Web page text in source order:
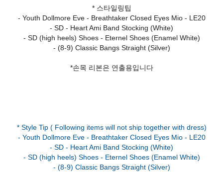
* 스타일링팁
- Youth Dollmore Eve - Breathtaker Closed Eyes Mio - LE20
- SD - Heart Ami Band Stocking (White)
- SD (high heels) Shoes - Eternel Shoes (Enamel White)
- (8-9) Classic Bangs Straight (Silver)
*손목 리본은 연출용입니다
* Style Tip ( Following items will not ship together with dress)
- Youth Dollmore Eve - Breathtaker Closed Eyes Mio - LE20
- SD - Heart Ami Band Stocking (White)
- SD (high heels) Shoes - Eternel Shoes (Enamel White)
- (8-9) Classic Bangs Straight (Silver)